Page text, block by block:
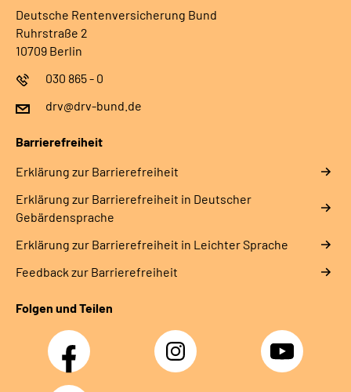
Deutsche Rentenversicherung Bund
Ruhrstraße 2
10709 Berlin
030 865 - 0
drv@drv-bund.de
Barrierefreiheit
Erklärung zur Barrierefreiheit
Erklärung zur Barrierefreiheit in Deutscher
Gebärdensprache
Erklärung zur Barrierefreiheit in Leichter Sprache
Feedback zur Barrierefreiheit
Folgen und Teilen
Facebook Instagram YouTube